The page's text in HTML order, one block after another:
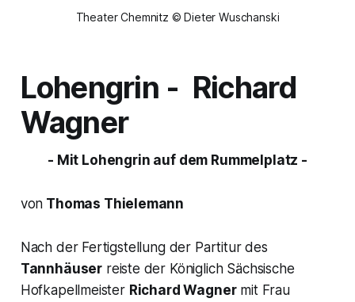
Theater Chemnitz © Dieter Wuschanski
Lohengrin - Richard
Wagner
- Mit Lohengrin auf dem Rummelplatz -
von Thomas Thielemann
Nach der Fertigstellung der Partitur des
Tannhäuser reiste der Königlich Sächsische
Hofkapellmeister Richard Wagnermit Frau